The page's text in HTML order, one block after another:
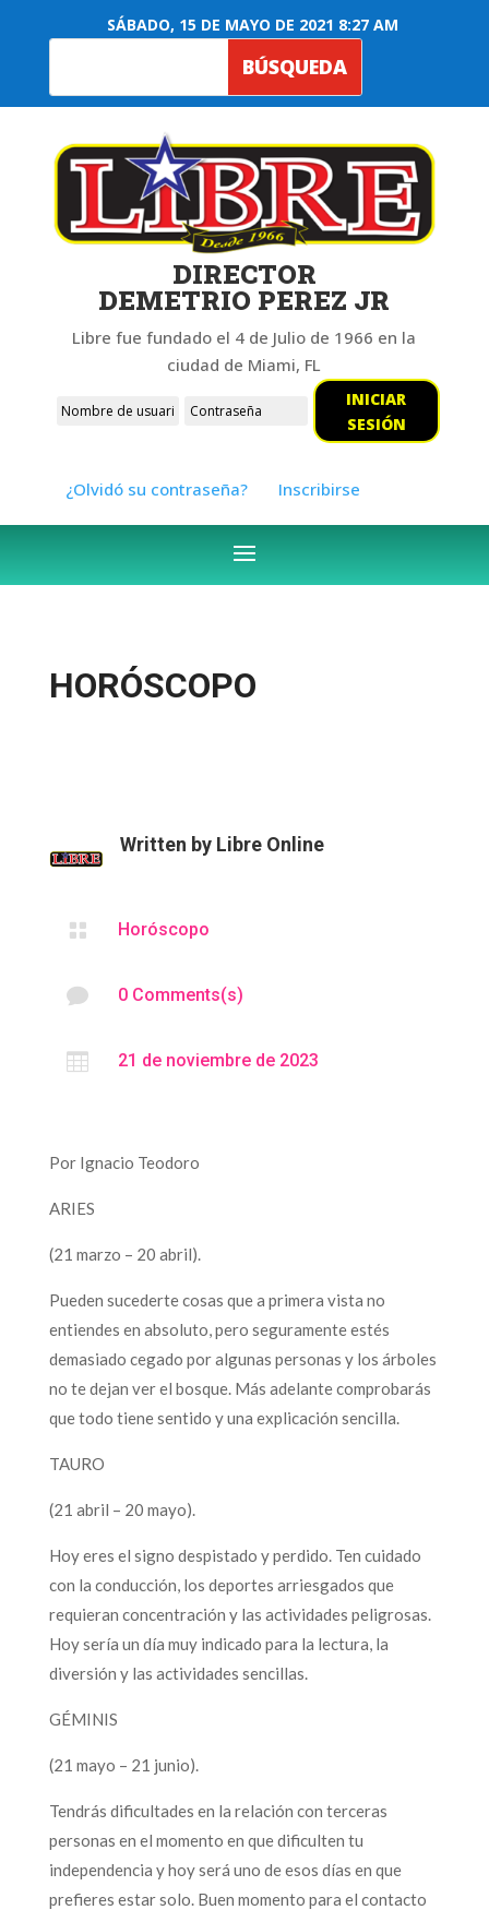
SÁBADO, 15 DE MAYO DE 2021 8:27 AM
DIRECTOR
DEMETRIO PEREZ JR
Libre fue fundado el 4 de Julio de 1966 en la
ciudad de Miami, FL
INICIAR
SESIÓN
¿Olvidó su contraseña? Inscribirse
HORÓSCOPO
Written by Libre Online
 Horóscopo
 0 Comments(s)
 21 de noviembre de 2023
Por Ignacio Teodoro
ARIES
(21 marzo – 20 abril).
Pueden sucederte cosas que a primera vista no
entiendes en absoluto, pero seguramente estés
demasiado cegado por algunas personas y los árboles
no te dejan ver el bosque. Más adelante comprobarás
que todo tiene sentido y una explicación sencilla.
TAURO
(21 abril – 20 mayo).
Hoy eres el signo despistado y perdido. Ten cuidado
con la conducción, los deportes arriesgados que
requieran concentración y las actividades peligrosas.
Hoy sería un día muy indicado para la lectura, la
diversión y las actividades sencillas.
GÉMINIS
(21 mayo – 21 junio).
Tendrás dificultades en la relación con terceras
personas en el momento en que dificulten tu
independencia y hoy será uno de esos días en que
prefieres estar solo. Buen momento para el contacto